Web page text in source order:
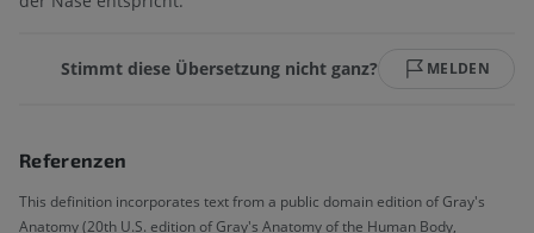
Stimmt diese Übersetzung nicht ganz? MELDEN
Referenzen
This definition incorporates text from a public domain edition of Gray's
Anatomy (20th U.S. edition of Gray's Anatomy of the Human Body,